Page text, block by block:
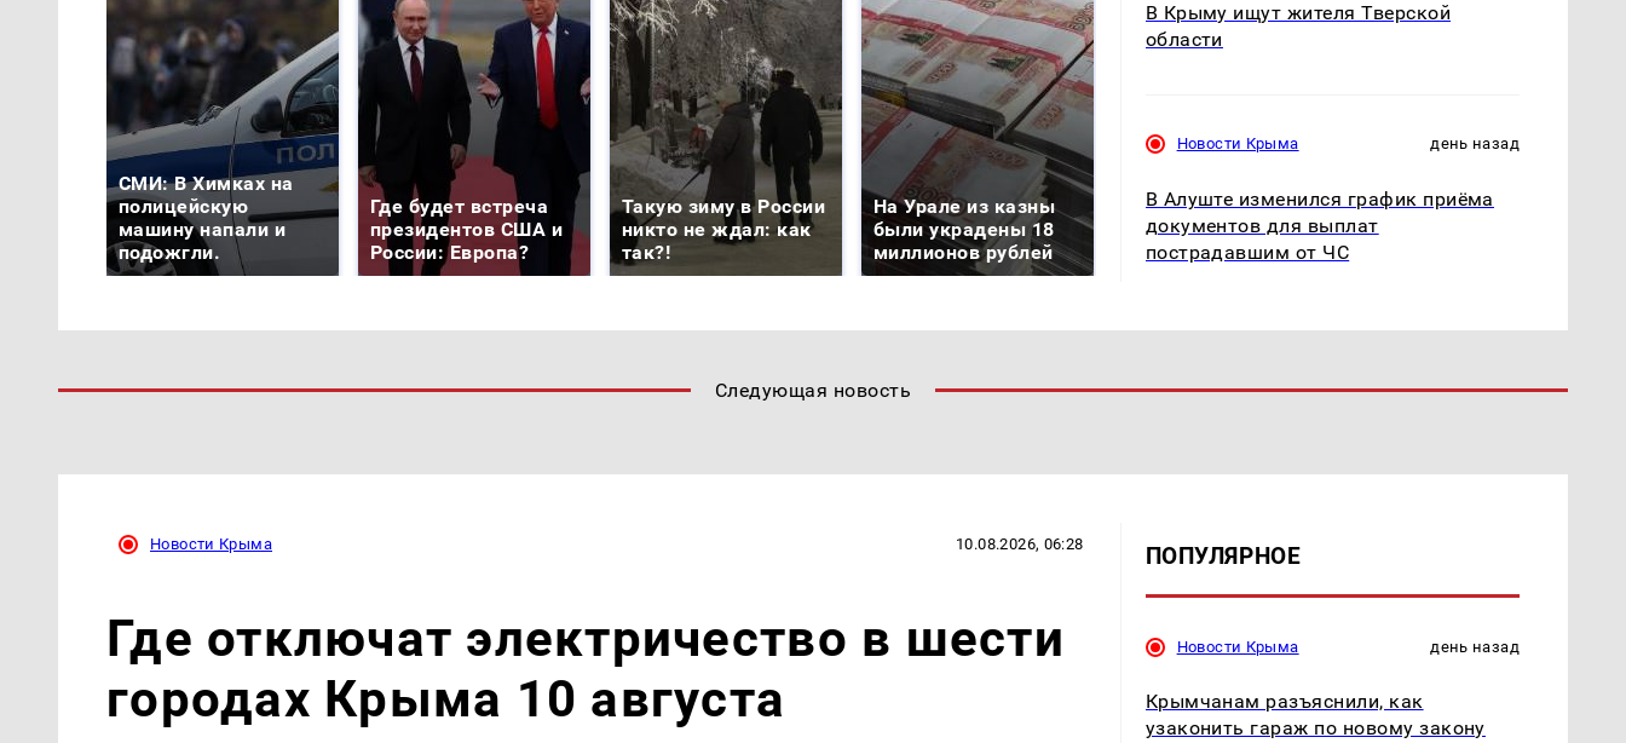
СМИ: В Химках на
полицейскую
машину напали и
подожгли.
Где будет встреча
президентов США и
России: Европа?
Такую зиму в России
никто не ждал: как
так?!
На Урале из казны
были украдены 18
миллионов рублей
Как выглядит место
крушение вертолета на
Кавказе: смотреть
Не ешьте эту
готовую еду из
В Крыму ищут жителя Тверской
области
Новости Крыма день назад
В Алуште изменился график приёма
документов для выплат
пострадавшим от ЧС
Следующая новость
Новости Крыма 10.08.2026, 06:28
Где отключат электричество в шести
городах Крыма 10 августа
ПОПУЛЯРНОЕ
Новости Крыма день назад
Крымчанам разъяснили, как
узаконить гараж по новому закону